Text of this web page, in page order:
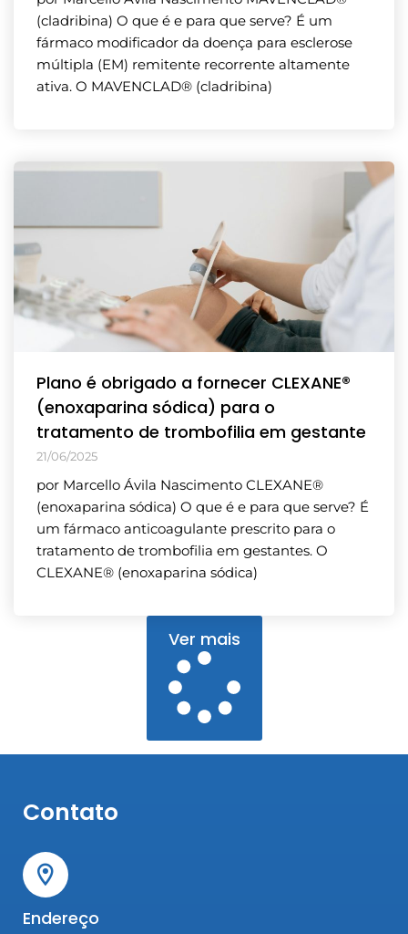
(cladribina) O que é e para que serve? É um
fármaco modificador da doença para esclerose
múltipla (EM) remitente recorrente altamente
ativa. O MAVENCLAD® (cladribina)
Plano é obrigado a fornecer CLEXANE®
(enoxaparina sódica) para o
tratamento de trombofilia em gestante
21/06/2025
por Marcello Ávila Nascimento CLEXANE®
(enoxaparina sódica) O que é e para que serve? É
um fármaco anticoagulante prescrito para o
tratamento de trombofilia em gestantes. O
CLEXANE® (enoxaparina sódica)
Ver mais
Contato
Endereço